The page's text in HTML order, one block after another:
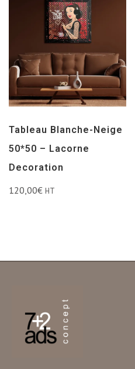
Tableau Blanche-Neige
50*50 – Lacorne
Decoration
120,00€ HT